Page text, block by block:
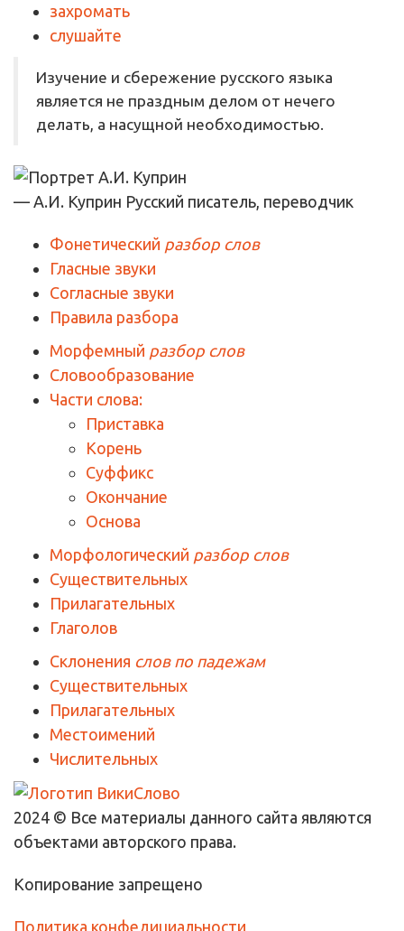
захромать
слушайте
Изучение и сбережение русского языка
является не праздным делом от нечего
делать, а насущной необходимостью.
— А.И. Куприн Русский писатель, переводчик
Фонетический разбор слов
Гласные звуки
Согласные звуки
Правила разбора
Морфемный разбор слов
Словообразование
Части слова:
Приставка
Корень
Суффикс
Окончание
Основа
Морфологический разбор слов
Существительных
Прилагательных
Глаголов
Склонения слов по падежам
Существительных
Прилагательных
Местоимений
Числительных
2024 © Все материалы данного сайта являются
объектами авторского права.
Копирование запрещено
Политика конфедициальности